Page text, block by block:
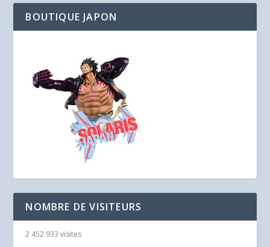
BOUTIQUE JAPON
NOMBRE DE VISITEURS
2 452 933 visites